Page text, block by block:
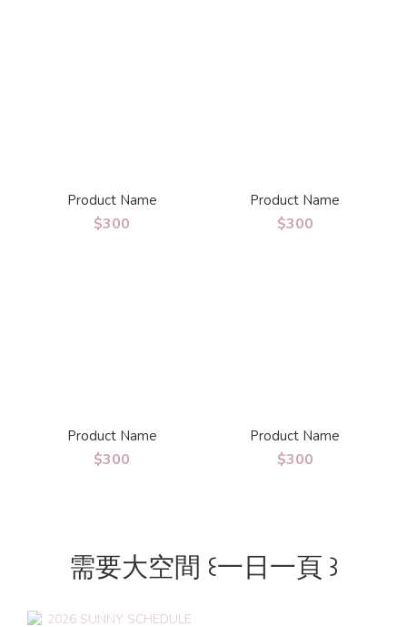
Product Name
$300
Product Name
$300
Product Name
$300
Product Name
$300
需要大空間 ꒰一日一頁 ꒱